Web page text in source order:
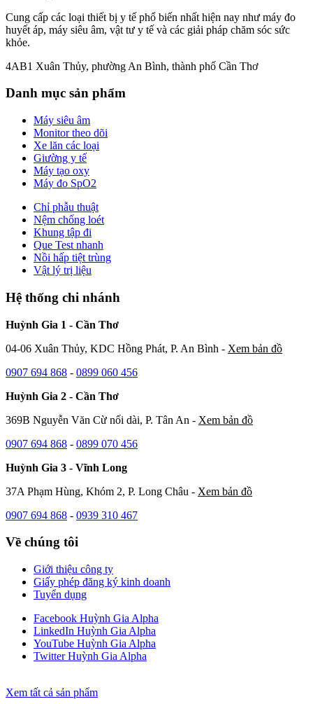
Cung cấp các loại thiết bị y tế phổ biến nhất hiện nay như máy đo
huyết áp, máy siêu âm, vật tư y tế và các giải pháp chăm sóc sức
khỏe.
4AB1 Xuân Thủy, phường An Bình, thành phố Cần Thơ
Danh mục sản phẩm
Máy siêu âm
Monitor theo dõi
Xe lăn các loại
Giường y tế
Máy tạo oxy
Máy đo SpO2
Chỉ phẫu thuật
Nệm chống loét
Khung tập đi
Que Test nhanh
Nồi hấp tiệt trùng
Vật lý trị liệu
Hệ thống chi nhánh
Huỳnh Gia 1 - Cần Thơ
04-06 Xuân Thủy, KDC Hồng Phát, P. An Bình - Xem bản đồ
0907 694 868 - 0899 060 456
Huỳnh Gia 2 - Cần Thơ
369B Nguyễn Văn Cừ nối dài, P. Tân An - Xem bản đồ
0907 694 868 - 0899 070 456
Huỳnh Gia 3 - Vĩnh Long
37A Phạm Hùng, Khóm 2, P. Long Châu - Xem bản đồ
0907 694 868 - 0939 310 467
Về chúng tôi
Giới thiệu công ty
Giấy phép đăng ký kinh doanh
Tuyển dụng
Facebook Huỳnh Gia Alpha
LinkedIn Huỳnh Gia Alpha
YouTube Huỳnh Gia Alpha
Twitter Huỳnh Gia Alpha
Xem tất cả sản phẩm